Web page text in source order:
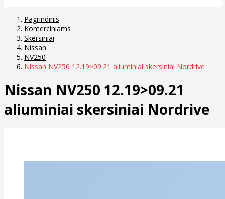
Pagrindinis
Komerciniams
Skersiniai
Nissan
NV250
Nissan NV250 12.19>09.21 aliuminiai skersiniai Nordrive
Nissan NV250 12.19>09.21
aliuminiai skersiniai Nordrive